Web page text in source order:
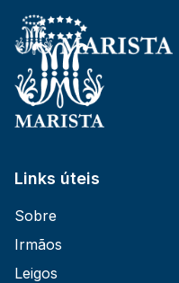
conteúdo
Links úteis
Sobre
Irmãos
Leigos